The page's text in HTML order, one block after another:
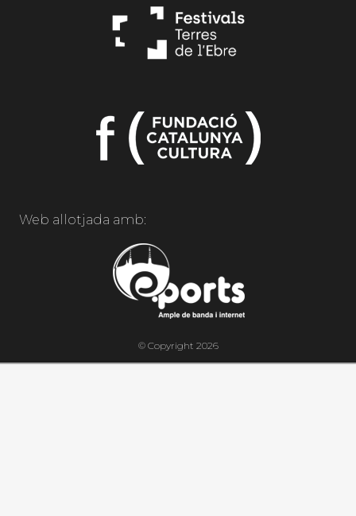
Web allotjada amb:
© Copyright 2026